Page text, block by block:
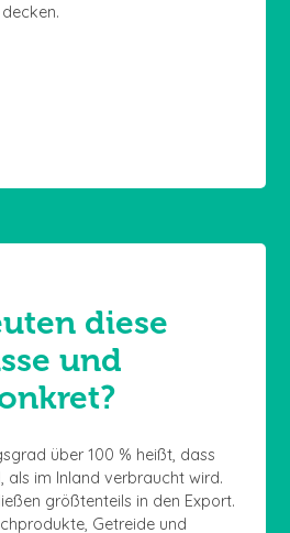
diese
und
über 100 % heißt, dass
als im Inland verbraucht wird.
größtenteils in den Export.
Getreide und